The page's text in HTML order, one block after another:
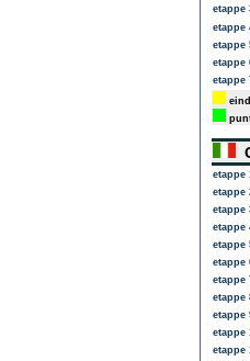
etappe
etappe
etappe
etappe
etappe
etappe
etappe
etappe
etappe
etappe
etappe
etappe
etappe
etappe
etappe
etappe